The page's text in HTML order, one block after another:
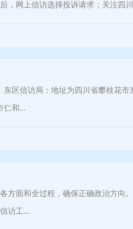
网上信访选择投诉请求；关注四川
信访局：地址为四川省攀枝花市
仁和...
面和全过程，确保正确政治方向
访工...